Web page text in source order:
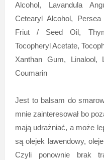
Alcohol, Lavandula
Cetearyl Alcohol,
Friut / Seed Oil,
Tocopheryl Acetate,
Xanthan Gum, Linalool,
Coumarin
Jest to balsam do
mnie zainteresował bo
mają udrażniać, a może
są olejek lawendowy,
Czyli ponownie brak